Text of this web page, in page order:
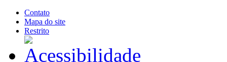
Contato
Mapa do site
Restrito